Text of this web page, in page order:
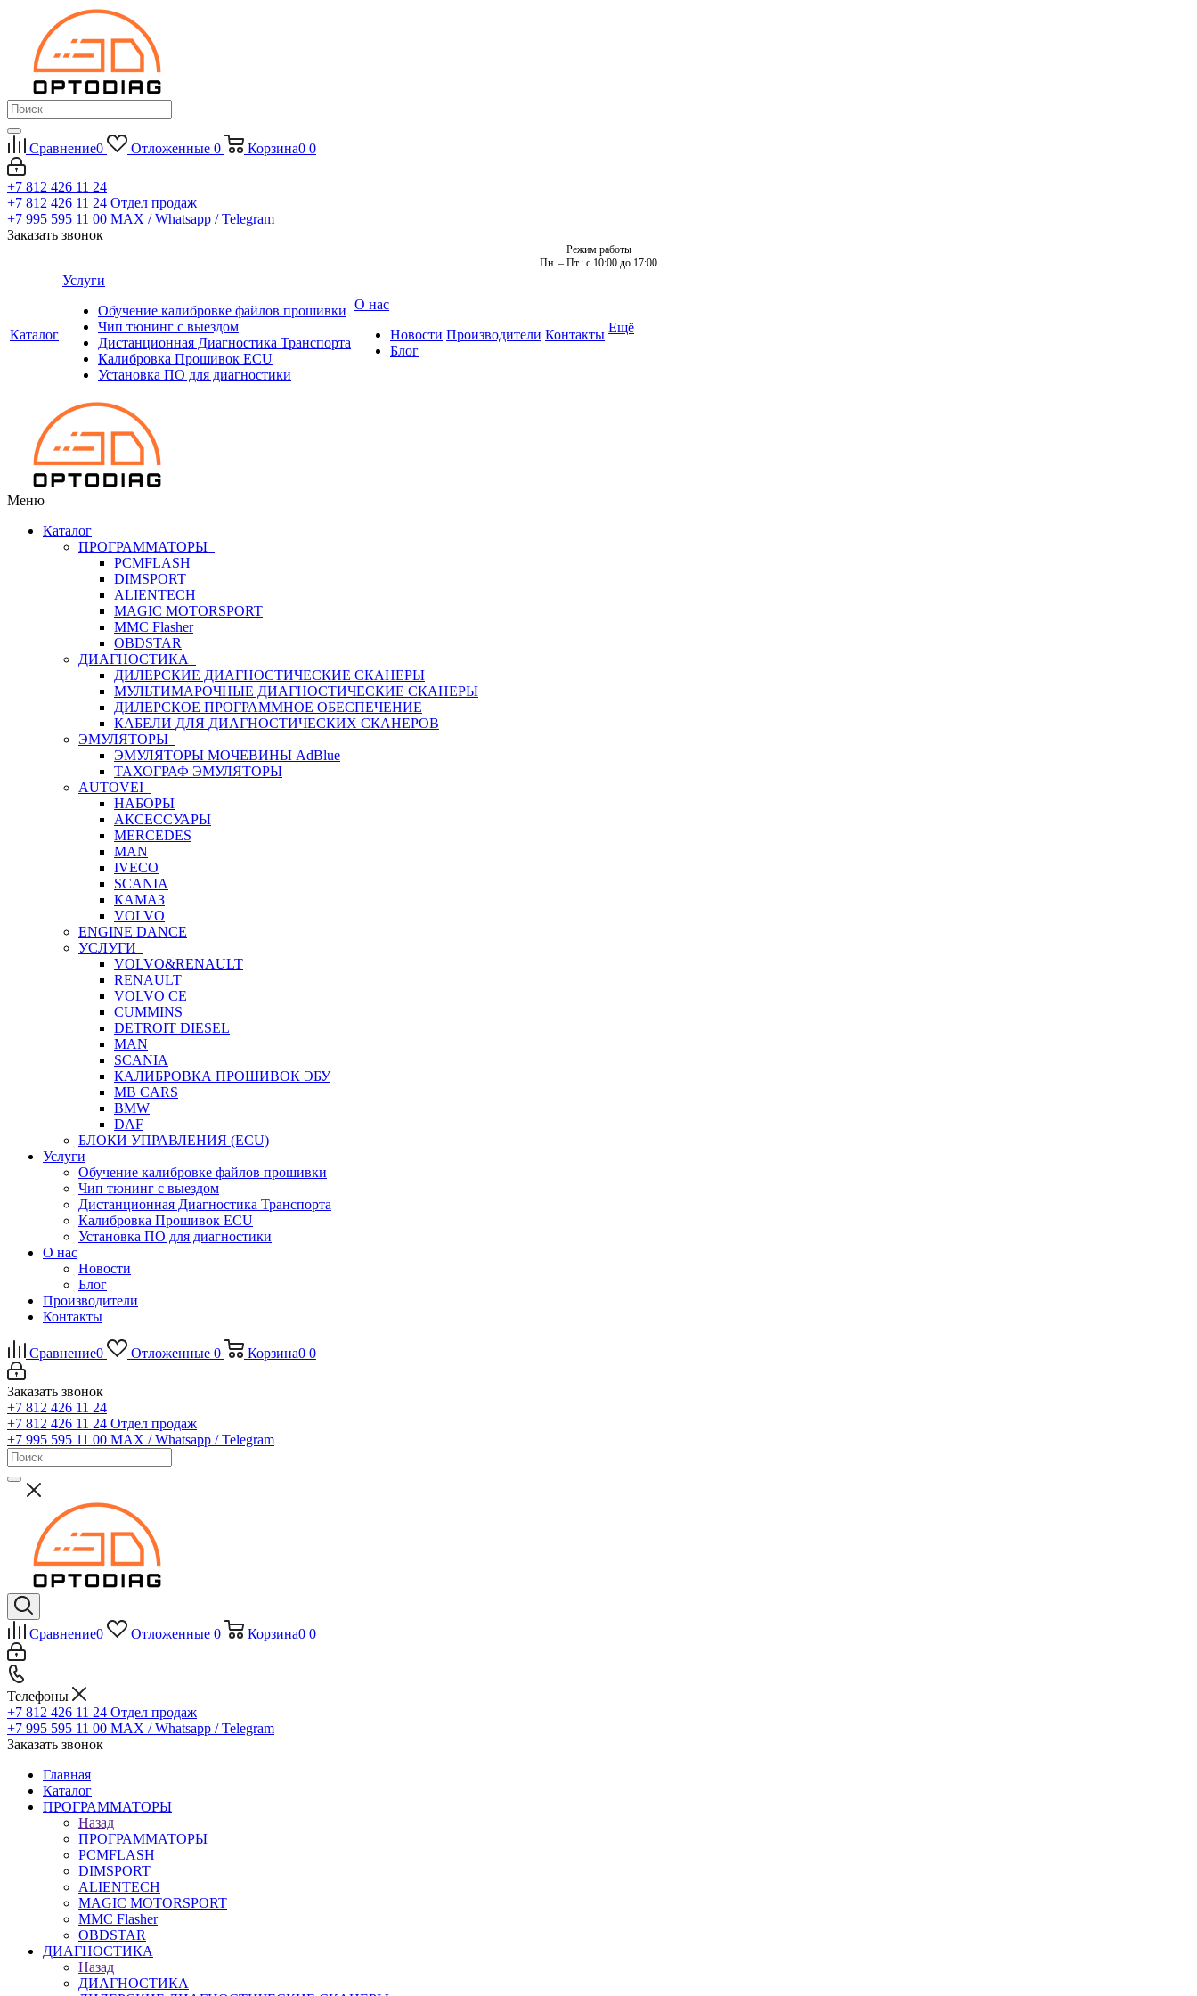
Сравнение0 Отложенные 0 Корзина0 0
+7 812 426 11 24
+7 812 426 11 24 Отдел продаж
+7 995 595 11 00 MAX / Whatsapp / Telegram
Заказать звонок
Режим работы
Пн. – Пт.: с 10:00 до 17:00
Каталог
Услуги
Обучение калибровке файлов прошивки
Чип тюнинг с выездом
Дистанционная Диагностика Транспорта
Калибровка Прошивок ECU
Установка ПО для диагностики
О нас
Новости
Блог
Производители Контакты Ещё
Меню
Каталог
ПРОГРАММАТОРЫ
PCMFLASH
DIMSPORT
ALIENTECH
MAGIC MOTORSPORT
MMC Flasher
OBDSTAR
ДИАГНОСТИКА
ДИЛЕРСКИЕ ДИАГНОСТИЧЕСКИЕ СКАНЕРЫ
МУЛЬТИМАРОЧНЫЕ ДИАГНОСТИЧЕСКИЕ СКАНЕРЫ
ДИЛЕРСКОЕ ПРОГРАММНОЕ ОБЕСПЕЧЕНИЕ
КАБЕЛИ ДЛЯ ДИАГНОСТИЧЕСКИХ СКАНЕРОВ
ЭМУЛЯТОРЫ
ЭМУЛЯТОРЫ МОЧЕВИНЫ АdBlue
ТАХОГРАФ ЭМУЛЯТОРЫ
AUTOVEI
НАБОРЫ
АКСЕССУАРЫ
MERCEDES
MAN
IVECO
SCANIA
КАМАЗ
VOLVO
ENGINE DANCE
УСЛУГИ
VOLVO&RENAULT
RENAULT
VOLVO CE
CUMMINS
DETROIT DIESEL
MAN
SCANIA
КАЛИБРОВКА ПРОШИВОК ЭБУ
MB CARS
BMW
DAF
БЛОКИ УПРАВЛЕНИЯ (ECU)
Услуги
Обучение калибровке файлов прошивки
Чип тюнинг с выездом
Дистанционная Диагностика Транспорта
Калибровка Прошивок ECU
Установка ПО для диагностики
О нас
Новости
Блог
Производители
Контакты
Сравнение0 Отложенные 0 Корзина0 0
Заказать звонок
+7 812 426 11 24
+7 812 426 11 24 Отдел продаж
+7 995 595 11 00 MAX / Whatsapp / Telegram
Сравнение0 Отложенные 0 Корзина0 0
Телефоны
+7 812 426 11 24 Отдел продаж
+7 995 595 11 00 MAX / Whatsapp / Telegram
Заказать звонок
Главная
Каталог
ПРОГРАММАТОРЫ
Назад
ПРОГРАММАТОРЫ
PCMFLASH
DIMSPORT
ALIENTECH
MAGIC MOTORSPORT
MMC Flasher
OBDSTAR
ДИАГНОСТИКА
Назад
ДИАГНОСТИКА